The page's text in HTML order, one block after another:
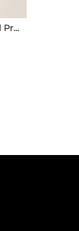
Camiseta Onbongo Especial Preta